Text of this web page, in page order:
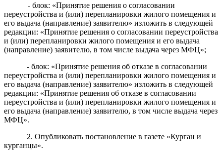
- блок: «Принятие решения о согласовании
переустройства и (или) перепланировки жилого помещения и
его выдача (направление) заявителю» изложить в следующей
редакции: «Принятие решения о согласовании переустройства
и (или) перепланировки жилого помещения и его выдача
(направление) заявителю, в том числе выдача через МФЦ»;
- блок: «Принятие решения об отказе в согласовании
переустройства и (или) перепланировки жилого помещения и
его выдача (направление) заявителю» изложить в следующей
редакции: «Принятие решения об отказе в согласовании
переустройства и (или) перепланировки жилого помещения и
его выдача (направление) заявителю, в том числе выдача через
МФЦ».
2.Опубликовать постановление в газете «Курган и
курганцы».